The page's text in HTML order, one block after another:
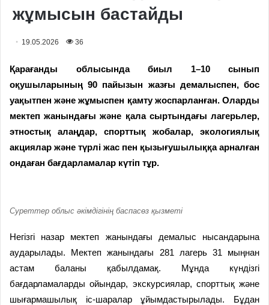
жұмысын бастайды
19.05.2026 36
Қарағанды облысында биыл 1–10 сынып
оқушыларының 90 пайызын жазғы демалыспен, бос
уақытпен және жұмыспен қамту жоспарланған. Оларды
мектеп жанындағы және қала сыртындағы лагерьлер,
этностық алаңдар, спорттық жобалар, экологиялық
акциялар және түрлі жас пен қызығушылыққа арналған
ондаған бағдарламалар күтіп тұр.
Суреттер облыс әкімдігінің баспасөз қызметі
Негізгі назар мектеп жанындағы демалыс нысандарына
аударылады. Мектеп жанындағы 281 лагерь 31 мыңнан
астам баланы қабылдамақ. Мұнда күндізгі
бағдарламаларды ойындар, экскурсиялар, спорттық және
шығармашылық іс-шаралар ұйымдастырылады. Бұдан